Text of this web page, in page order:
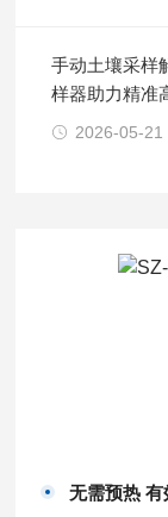
手动土壤采样
样器助力精准
2026-05-21
无需预热